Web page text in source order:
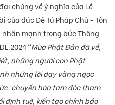
chúng về ý nghĩa của Lễ
của đức Đệ Tứ Pháp Chủ - Tôn
nhấn mạnh trong bức Thông
“Mùa Phật Đản đã về,
những người con Phật
những lời dạy vàng ngọc
chuyển hóa tam độc tham
định tuệ, kiến tạo chính báo